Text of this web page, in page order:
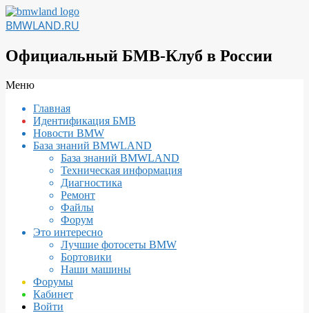
Перейти
к
BMWLAND.RU
Официальный БМВ-Клуб в России
Вторичное
навигации
Меню
Главная
Идентификация БМВ
Новости BMW
База знаний BMWLAND
База знаний BMWLAND
Техническая информация
Диагностика
Ремонт
Файлы
Форум
Это интересно
Лучшие фотосеты BMW
Бортовики
Наши машины
Форумы
Кабинет
Войти